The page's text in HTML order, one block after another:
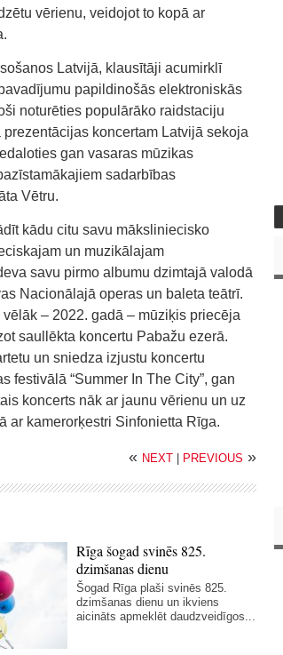
vērienu, veidojot to kopā ar
Latvijā, klausītāji acumirklī
papildinošās elektroniskās
noturēties populārāko raidstaciju
koncertam Latvijā sekoja
gan vasaras mūzikas
sadarbības
Vētru.
kādu citu savu māksliniecisko
un muzikālajam
savu pirmo albumu dzimtajā valodā
Nacionālajā operas un baleta teātrī.
– 2022. gadā – mūziķis priecēja
saullēkta koncertu Pabažu ezerā.
un sniedza izjustu koncertu
festivālā “Summer In The City”, gan
koncerts nāk ar jaunu vērienu un uz
ar kamerorķestri Sinfonietta Rīga.
« NEXT | PREVIOUS »
Rīga šogad svinēs 825.
dzimšanas dienu
Šogad Rīga plaši svinēs 825.
dzimšanas dienu un ikviens
aicināts apmeklēt daudzveidīgos...